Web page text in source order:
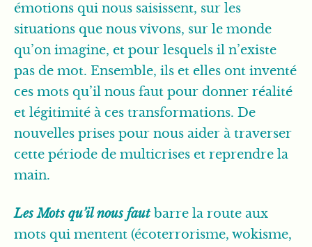
émotions qui nous saisissent, sur les
situations que nous vivons, sur le monde
qu’on imagine, et pour lesquels il n’existe
pas de mot. Ensemble, ils et elles ont inventé
ces mots qu’il nous faut pour donner réalité
et légitimité à ces transformations. De
nouvelles prises pour nous aider à traverser
cette période de multicrises et reprendre la
main.
Les Mots qu’il nous faut barre la route aux
mots qui mentent (écoterrorisme, wokisme,